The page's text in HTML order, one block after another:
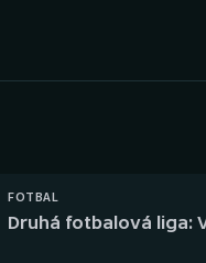
Golf
FOTBAL
Druhá fotbalová liga: